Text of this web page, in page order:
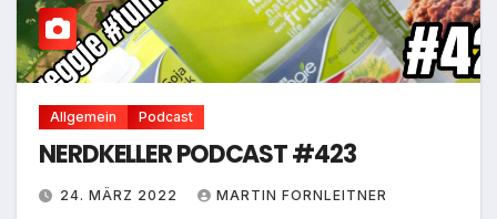
Allgemein Podcast
NERDKELLER PODCAST #423
24. MÄRZ 2022 MARTIN FORNLEITNER